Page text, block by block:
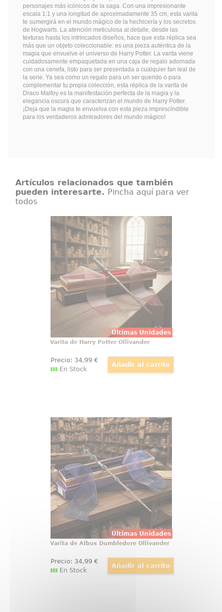
personajes más icónicos de la saga. Con una impresionante
escala 1:1 y una longitud de aproximadamente 35 cm, esta varita
te sumergirá en el mundo mágico de la hechicería y los secretos
de Hogwarts. La atención meticulosa al detalle, desde las
texturas hasta los intrincados diseños, hace que esta réplica sea
más que un objeto coleccionable: es una pieza auténtica de la
magia que envuelve el universo de Harry Potter. La varita viene
cuidadosamente empaquetada en una caja de regalo adornada
con una cenefa, listo para ser presentada a cualquier fan leal de
la serie. Ya sea como un regalo para un ser querido o para
complementar tu propia colección, esta réplica de la varita de
Draco Malfoy es la manifestación perfecta de la magia y la
elegancia oscura que caracterizan el mundo de Harry Potter.
¡Deja que la magia te envuelva con esta pieza imprescindible
para los verdaderos admiradores del mundo mágico!
Artículos relacionados que también
pueden interesarte. Pincha aquí para ver
todos
Últimas Unidades
Varita de Harry Potter Ollivander
Varita de Harry Potter original con
licencia oficial, diseñada para
convertir cualquier colección en
una pieza con presencia propia
desde el primer vistazo. Esta
réplica de Harry Potter a escala
1:1 reúne acabado cuidado
Varita de Harry Potter Ollivander
Precio: 34,99€
En Stock
Últimas Unidades
Varita de Albus Dumbledore
Ollivander
Hay objetos que no se guardan, se
exhiben con orgullo, y la varita de
Albus Dumbledore pertenece a
esa categoría desde el primer
vistazo. Esta réplica oficial de
Harry Potter reúne elegancia,
simbolismo y acabado de
colección
Varita de Albus Dumbledore Ollivander
Precio: 34,99€
En Stock